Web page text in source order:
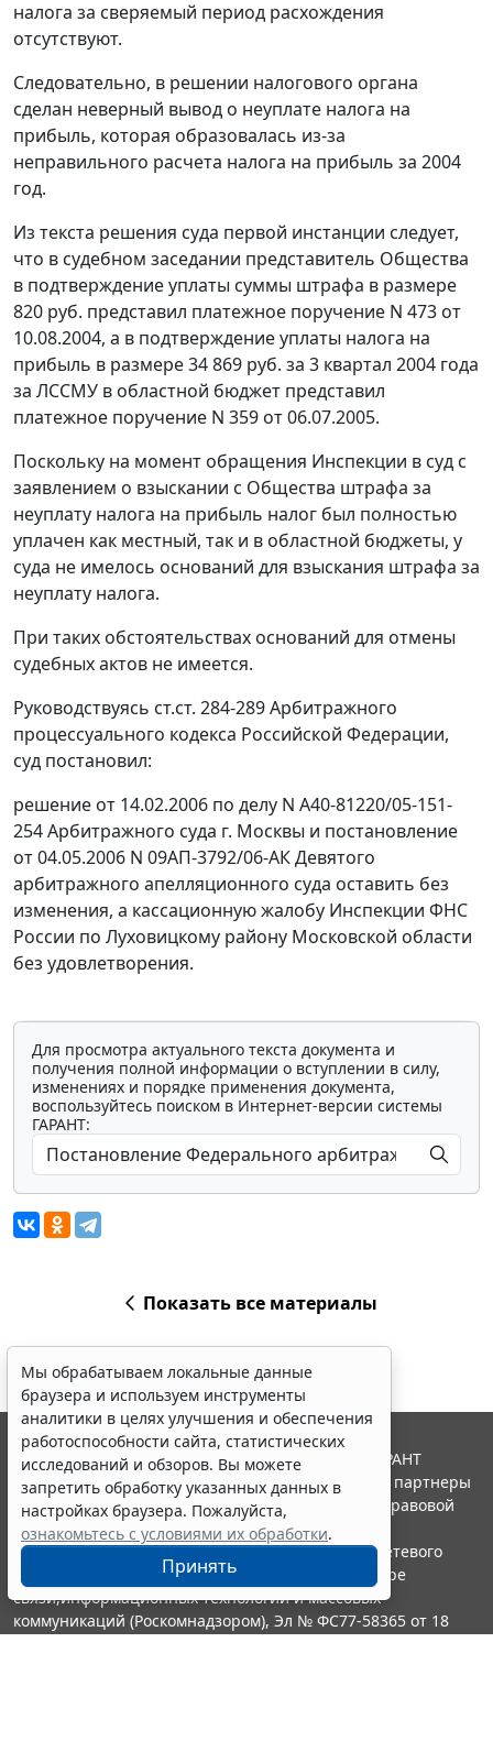
налога за сверяемый период расхождения
отсутствуют.
Следовательно, в решении налогового органа
сделан неверный вывод о неуплате налога на
прибыль, которая образовалась из-за
неправильного расчета налога на прибыль за 2004
год.
Из текста решения суда первой инстанции следует,
что в судебном заседании представитель Общества
в подтверждение уплаты суммы штрафа в размере
820 руб. представил платежное поручение N 473 от
10.08.2004, а в подтверждение уплаты налога на
прибыль в размере 34 869 руб. за 3 квартал 2004 года
за ЛССМУ в областной бюджет представил
платежное поручение N 359 от 06.07.2005.
Поскольку на момент обращения Инспекции в суд с
заявлением о взыскании с Общества штрафа за
неуплату налога на прибыль налог был полностью
уплачен как местный, так и в областной бюджеты, у
суда не имелось оснований для взыскания штрафа за
неуплату налога.
При таких обстоятельствах оснований для отмены
судебных актов не имеется.
Руководствуясь ст.ст. 284-289Арбитражного
процессуального кодекса Российской Федерации,
суд постановил:
решение от 14.02.2006 по делу N А40-81220/05-151-
254 Арбитражного суда г. Москвы и постановление
от 04.05.2006 N 09АП-3792/06-АК Девятого
арбитражного апелляционного суда оставить без
изменения, а кассационную жалобу Инспекции ФНС
России по Луховицкому району Московской области
без удовлетворения.
Для просмотра актуального текста документа и
получения полной информации о вступлении в силу,
изменениях и порядке применения документа,
воспользуйтесь поиском в Интернет-версии системы
ГАРАНТ:
Показать все материалы
Мы обрабатываем локальные данные
браузера и используем инструменты
аналитики в целях улучшения и обеспечения
работоспособности сайта, статистических
исследований и обзоров. Вы можете
запретить обработку указанных данных в
настройках браузера. Пожалуйста,
ознакомьтесь с условиями их обработки.
Принять
© ООО "НПП "ГАРАНТ-СЕРВИС", 2026. Система ГАРАНТ
выпускается с 1990 года. Компания "Гарант" и ее партнеры
являются участниками Российской ассоциации правовой
информации ГАРАНТ.
Портал ГАРАНТ.РУ зарегистрирован в качестве сетевого
издания Федеральной службой по надзору в сфере
связи,информационных технологий и массовых
коммуникаций (Роскомнадзором), Эл № ФС77-58365 от 18